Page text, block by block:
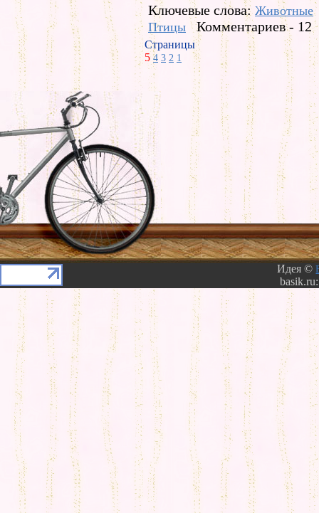
Ключевые слова:Животные
Птицы
Комментариев - 12
Страницы
5 4 3 2 1
Идея ©